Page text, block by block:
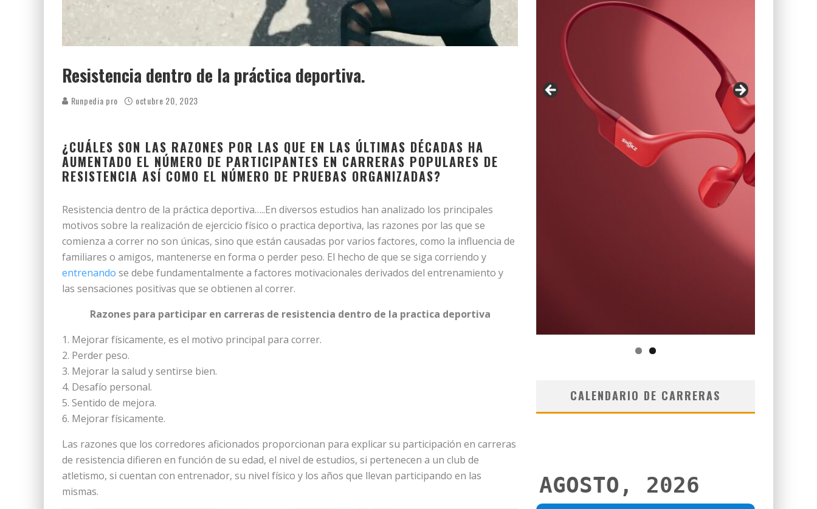
Resistencia dentro de la práctica deportiva.
Runpedia pro octubre 20, 2023
¿CUÁLES SON LAS RAZONES POR LAS QUE EN LAS ÚLTIMAS DÉCADAS HA
AUMENTADO EL NÚMERO DE PARTICIPANTES EN CARRERAS POPULARES DE
RESISTENCIA ASÍ COMO EL NÚMERO DE PRUEBAS ORGANIZADAS?
Resistencia dentro de la práctica deportiva…..En diversos estudios han analizado los principales
motivos sobre la realización de ejercicio físico o practica deportiva, las razones por las que se
comienza a correr no son únicas, sino que están causadas por varios factores, como la influencia de
familiares o amigos, mantenerse en forma o perder peso. El hecho de que se siga corriendo y
entrenando se debe fundamentalmente a factores motivacionales derivados del entrenamiento y
las sensaciones positivas que se obtienen al correr.
Razones para participar en carreras de resistencia dentro de la practica deportiva
Mejorar físicamente, es el motivo principal para correr.
Perder peso.
Mejorar la salud y sentirse bien.
Desafío personal.
Sentido de mejora.
Mejorar físicamente.
Las razones que los corredores aficionados proporcionan para explicar su participación en carreras
de resistencia difieren en función de su edad, el nivel de estudios, si pertenecen a un club de
atletismo, si cuentan con entrenador, su nivel físico y los años que llevan participando en las
mismas.
CALENDARIO DE CARRERAS
AGOSTO, 2026